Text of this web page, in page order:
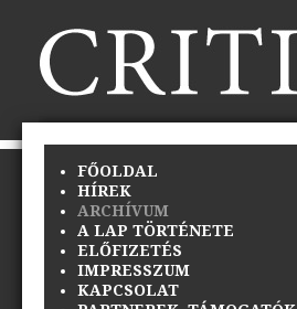
FŐOLDAL
HÍREK
ARCHÍVUM
A LAP TÖRTÉNETE
ELŐFIZETÉS
IMPRESSZUM
KAPCSOLAT